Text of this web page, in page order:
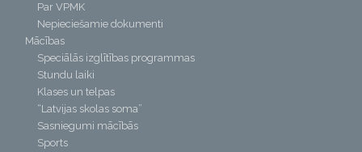
Par VPMK
Nepieciešamie dokumenti
Mācības
Speciālās izglītības programmas
Stundu laiki
Klases un telpas
“Latvijas skolas soma”
Sasniegumi mācībās
Sports